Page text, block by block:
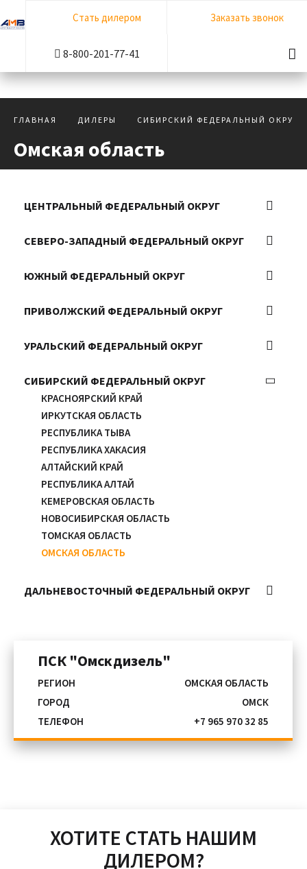
8-800-201-77-41
Стать дилером Заказать звонок
ГЛАВНАЯ ДИЛЕРЫ СИБИРСКИЙ ФЕДЕРАЛЬНЫЙ ОКРУГ
Омская область
ЦЕНТРАЛЬНЫЙ ФЕДЕРАЛЬНЫЙ ОКРУГ
ВОРОНЕЖСКАЯ ОБЛАСТЬ
КОСТРОМСКАЯ ОБЛАСТЬ
РЯЗАНСКАЯ ОБЛАСТЬ
ТАМБОВСКАЯ ОБЛАСТЬ
БЕЛГОРОДСКАЯ ОБЛАСТЬ
ТВЕРСКАЯ ОБЛАСТЬ
СЕВЕРО-ЗАПАДНЫЙ ФЕДЕРАЛЬНЫЙ ОКРУГ
КАЛИНИНГРАДСКАЯ ОБЛАСТЬ
ЛЕНИНГРАДСКАЯ ОБЛАСТЬ
ПСКОВСКАЯ ОБЛАСТЬ
ЮЖНЫЙ ФЕДЕРАЛЬНЫЙ ОКРУГ
РЕСПУБЛИКА КРЫМ
ЛНР
ХЕРСОНСКАЯ ОБЛАСТЬ
СЕВАСТОПОЛЬ
ПРИВОЛЖСКИЙ ФЕДЕРАЛЬНЫЙ ОКРУГ
РЕСПУБЛИКА МАРИЙ ЭЛ
НИЖЕГОРОДСКАЯ ОБЛАСТЬ
ПЕРМСКИЙ КРАЙ
КИРОВСКАЯ ОБЛАСТЬ
САРАТОВСКАЯ ОБЛАСТЬ
ЧУВАШСКАЯ РЕСПУБЛИКА
РЕСПУБЛИКА ТАТАРСТАН
УДМУРТСКАЯ РЕСПУБЛИКА
САМАРСКАЯ ОБЛАСТЬ
УЛЬЯНОВСКАЯ ОБЛАСТЬ
ОРЕНБУРГСКАЯ ОБЛАСТЬ
ПЕНЗЕНСКАЯ ОБЛАСТЬ
УРАЛЬСКИЙ ФЕДЕРАЛЬНЫЙ ОКРУГ
КУРГАНСКАЯ ОБЛАСТЬ
СВЕРДЛОВСКАЯ ОБЛАСТЬ
ЧЕЛЯБИНСКАЯ ОБЛАСТЬ
СИБИРСКИЙ ФЕДЕРАЛЬНЫЙ ОКРУГ
КРАСНОЯРСКИЙ КРАЙ
ИРКУТСКАЯ ОБЛАСТЬ
РЕСПУБЛИКА ТЫВА
РЕСПУБЛИКА ХАКАСИЯ
АЛТАЙСКИЙ КРАЙ
РЕСПУБЛИКА АЛТАЙ
КЕМЕРОВСКАЯ ОБЛАСТЬ
НОВОСИБИРСКАЯ ОБЛАСТЬ
ТОМСКАЯ ОБЛАСТЬ
ОМСКАЯ ОБЛАСТЬ
ДАЛЬНЕВОСТОЧНЫЙ ФЕДЕРАЛЬНЫЙ ОКРУГ
РЕСПУБЛИКА БУРЯТИЯ
РЕСПУБЛИКА САХА (ЯКУТИЯ)
КАМЧАТСКИЙ КРАЙ
МАГАДАНСКАЯ ОБЛАСТЬ
САХАЛИНСКАЯ ОБЛАСТЬ
ПСК "Омскдизель"
РЕГИОН
ОМСКАЯ ОБЛАСТЬ
ГОРОД
ОМСК
ТЕЛЕФОН
+7 965 970 32 85
ХОТИТЕ СТАТЬ НАШИМ
ДИЛЕРОМ?